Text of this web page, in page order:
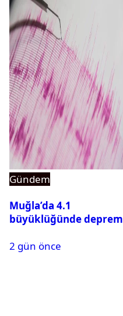
Gündem
Muğla’da 4.1
büyüklüğünde deprem
2 gün önce